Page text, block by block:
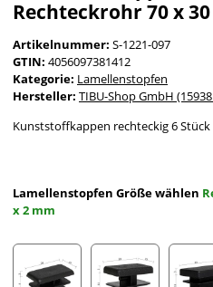
Rechteckrohr 70 x
Artikelnummer: S-1221-097
GTIN: 4056097381412
Kategorie: Lamellenstopfen
Hersteller: TIBU-Shop GmbH
Kunststoffkappen rechteckig 6
Lamellenstopfen Größe wählen
x 2 mm